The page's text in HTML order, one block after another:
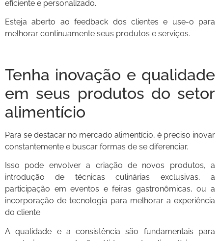
eficiente e personalizado.
Esteja aberto ao feedback dos clientes e use-o para
melhorar continuamente seus produtos e serviços.
Tenha inovação e qualidade
em seus produtos do setor
alimentício
Para se destacar no mercado alimentício, é preciso inovar
constantemente e buscar formas de se diferenciar.
Isso pode envolver a criação de novos produtos, a
introdução de técnicas culinárias exclusivas, a
participação em eventos e feiras gastronômicas, ou a
incorporação de tecnologia para melhorar a experiência
do cliente.
A qualidade e a consistência são fundamentais para